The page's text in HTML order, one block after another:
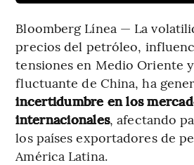
Bloomberg Línea — La
precios del petróleo,
tensiones en Medio Oriente
fluctuante de China, ha
incertidumbre en los
internacionales, afectando
los países exportadores de
América Latina.